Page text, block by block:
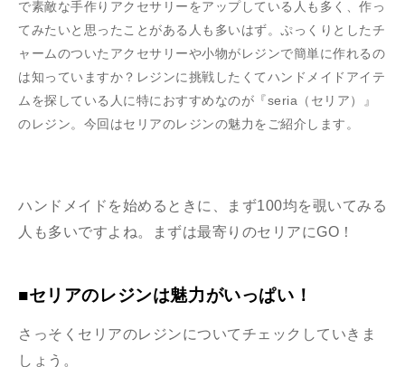
で素敵な手作りアクセサリーをアップしている人も多く、作っ
てみたいと思ったことがある人も多いはず。ぷっくりとしたチ
ャームのついたアクセサリーや小物がレジンで簡単に作れるの
は知っていますか？レジンに挑戦したくてハンドメイドアイテ
ムを探している人に特におすすめなのが『seria（セリア）』
のレジン。今回はセリアのレジンの魅力をご紹介します。
ハンドメイドを始めるときに、まず100均を覗いてみる
人も多いですよね。まずは最寄りのセリアにGO！
■セリアのレジンは魅力がいっぱい！
さっそくセリアのレジンについてチェックしていきま
しょう。